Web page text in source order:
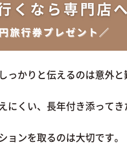
っかりと伝えるのは意外と
にくい、長年付き添って
ョンを取るのは大切です。